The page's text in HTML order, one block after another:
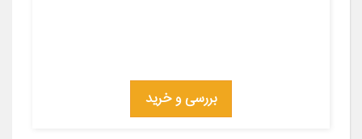
بررسی و خرید